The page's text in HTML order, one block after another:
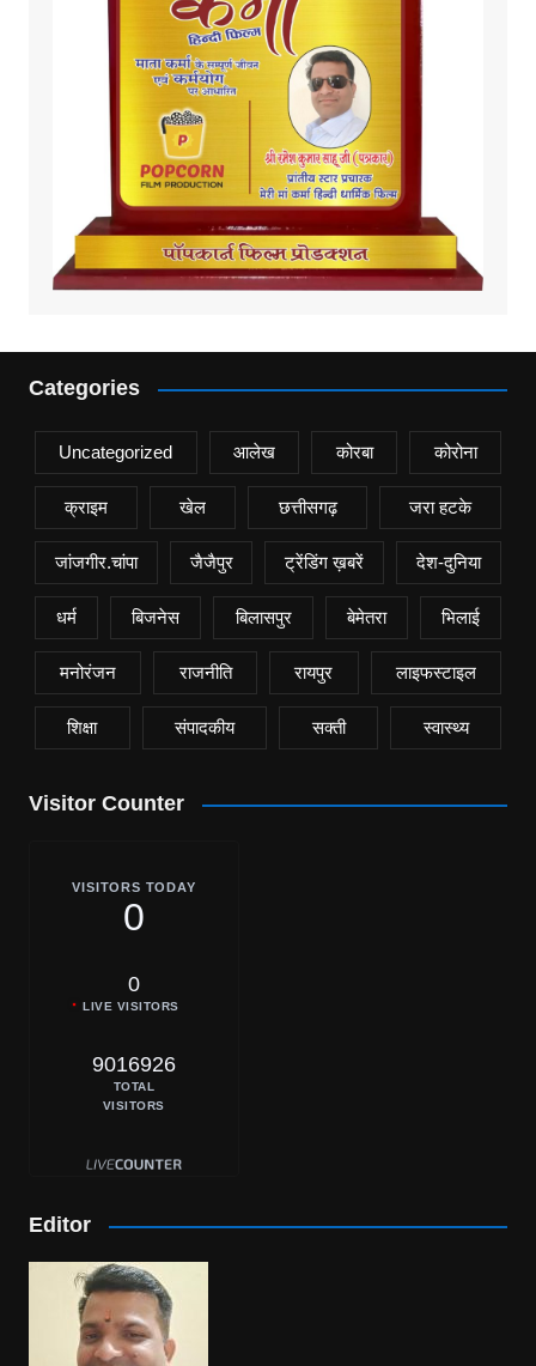
Categories
Uncategorized आलेख कोरबा कोरोना
क्राइम खेल छत्तीसगढ़ जरा हटके
जांजगीर.चांपा जैजैपुर ट्रेंडिंग ख़बरें देश-दुनिया
धर्म बिजनेस बिलासपुर बेमेतरा भिलाई
मनोरंजन राजनीति रायपुर लाइफस्टाइल
शिक्षा संपादकीय सक्ती स्वास्थ्य
Visitor Counter
VISITORS TODAY
0
0
LIVE VISITORS
9016926
TOTAL
VISITORS
Editor